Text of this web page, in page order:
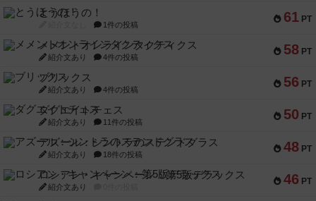
61 PT
とうほうの！
1件の投稿
58 PT
メメントオンラインタクティクス
紹介文あり 4件の投稿
56 PT
ブリックス
紹介文あり 4件の投稿
50 PT
ダグエイトチェス
紹介文あり 11件の投稿
48 PT
アズール：シントラのステンドグラス
紹介文あり 18件の投稿
46 PT
ロシアン・キャンペーン：第5版デラックス
紹介文あり